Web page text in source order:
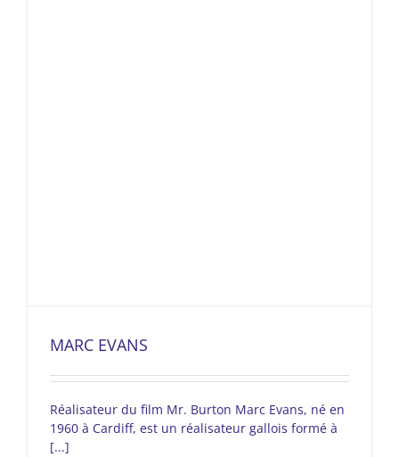
MARC EVANS
Réalisateur du film Mr. Burton Marc Evans, né en
1960 à Cardiff, est un réalisateur gallois formé à
[...]